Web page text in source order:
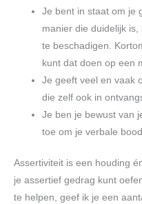
Je bent in staat om je
manier die duidelijk
te beschadigen.
kunt dat doen op een
Je geeft veel en vaak
die zelf ook in
Je ben je bewust van
toe om je verbale
Assertiviteit is een houding
je assertief gedrag kunt
te helpen, geef ik je een